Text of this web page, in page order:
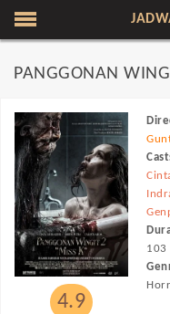
PANGGONAN
4.9
103